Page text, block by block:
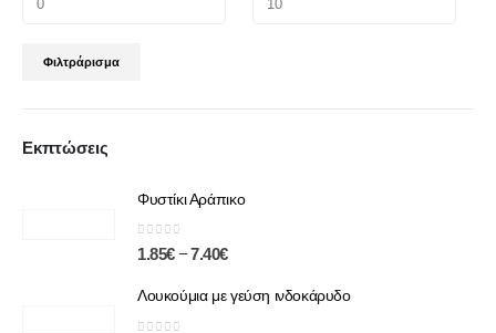
Φιλτράρισμα
Εκπτώσεις
Φυστίκι Αράπικο
0 out of 5
1.85€ – 7.40€
Λουκούμια με γεύση ινδοκάρυδο